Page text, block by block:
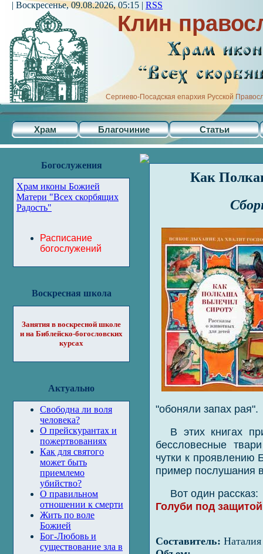
Клин
Сергиево-Посадская епархия Русской
Храм Благочиние Статьи
| Воскресенье, 09.08.2026, 05:15 | RSS
Богослужения
Храм иконы Божией
Матери "Всех скорбящих
Радость"
Расписание
богослужений
Воскресная школа
Занятия в воскресной школе
и на Библейско-богословских
курсах
Актуально
Свободна ли воля
человека?
О прейскурантах и
пожертвованиях
Как для святого
может быть
приемлемо
убийство?
О правильном
отношении к смерти
Жить по воле
Божией
Бог-Любовь и
существование зла в
Как
"обоняли запах рая".
В этих книгах
бессловесные
чутки к проявлению
пример послушания
Вот один рассказ:
Голуби под
Составитель: Наталия